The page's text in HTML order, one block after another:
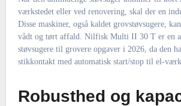
værkstedet eller ved renovering, skal der en
Disse maskiner, også kaldet grovstøvsugere,
vådt og tørt affald. Nilfisk Multi II 30 T er en
støvsugere til grovere opgaver i 2026, da den
stikkontakt med automatisk start/stop til el-
Robusthed og